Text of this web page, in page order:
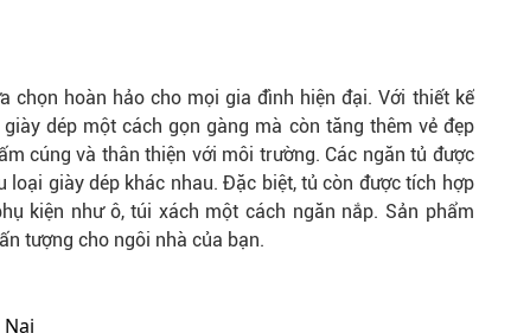
chọn hoàn hảo cho mọi gia đình hiện đại. Với thiết kế
dép một cách gọn gàng mà còn tăng thêm vẻ đẹp
cúng và thân thiện với môi trường. Các ngăn tủ được
loại giày dép khác nhau. Đặc biệt, tủ còn được tích hợp
kiện như ô, túi xách một cách ngăn nắp. Sản phẩm
tượng cho ngôi nhà của bạn.